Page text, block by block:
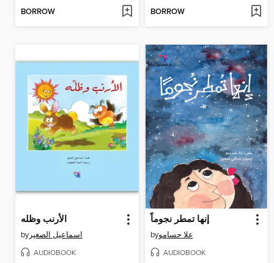
BORROW BORROW
الأرنب وظله
byاسماعيل الصغير
AUDIOBOOK
إنها تمطر نجوماً
byعلا حسامو
AUDIOBOOK